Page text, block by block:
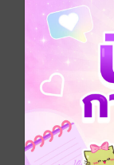
อยากได้